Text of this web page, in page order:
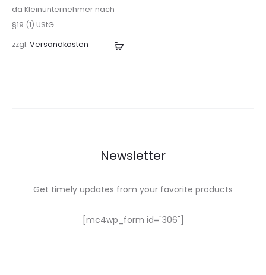
Ausführung
da Kleinunternehmer nach
§19 (1) UStG.
zzgl. Versandkosten
Newsletter
Get timely updates from your favorite products
[mc4wp_form id="306"]